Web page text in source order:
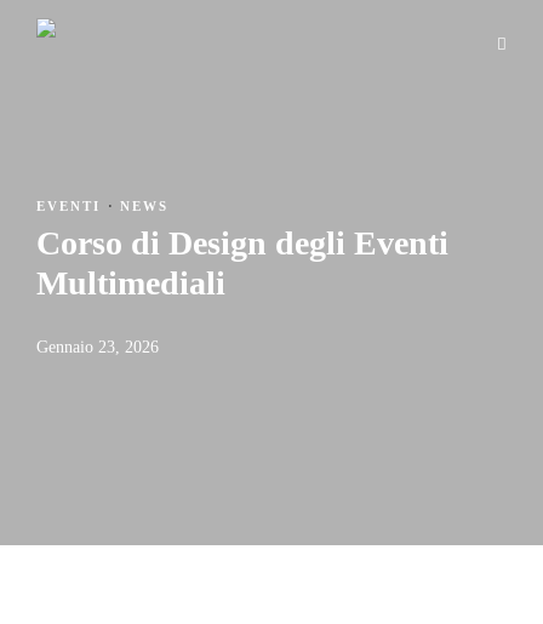
EVENTI · NEWS
Corso di Design degli Eventi
Multimediali
Gennaio 23, 2026